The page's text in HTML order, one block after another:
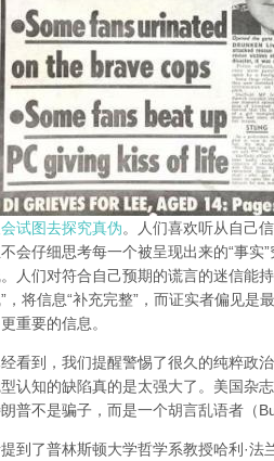
试图去探究真伪。人们喜欢听从自己
会仔细思考每一个被呈现出来的“事
人们对符合自己预期的谎言的迷信能
，将信息“补充完整”，而证实者偏见
重要的信息。
看到，我们提醒警惕了很久的纯粹政
认知的缺陷真的是太强大了。美国杂
普不是骗子，而是一个胡言乱语者（
到了普林斯顿大学哲学系教授哈利·